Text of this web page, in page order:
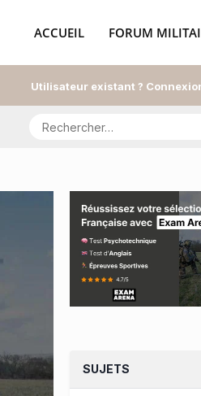
ACCUEIL FORUM
Utilisateur existant ?
SUJETS